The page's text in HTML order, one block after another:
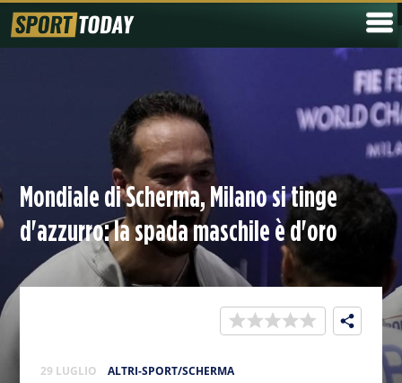
Mondiale di Scherma, Milano si tinge
d'azzurro: la spada maschile è d'oro
29 LUGLIO ALTRI-SPORT/SCHERMA